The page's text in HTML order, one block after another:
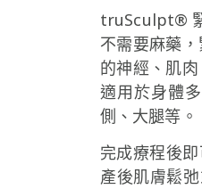
truSculpt®
不需要麻藥
的神經、肌
適用於身體
側、大腿等。
完成療程後
產後肌膚鬆